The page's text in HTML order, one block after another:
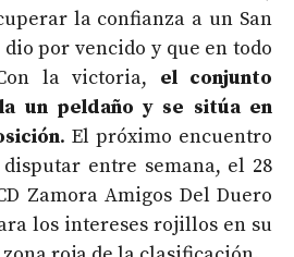
la confianza a un San
por vencido y que en todo
la victoria, el conjunto
un peldaño y se sitúa en
. El próximo encuentro
entre semana, el 28
Zamora Amigos Del Duero
los intereses rojillos en su